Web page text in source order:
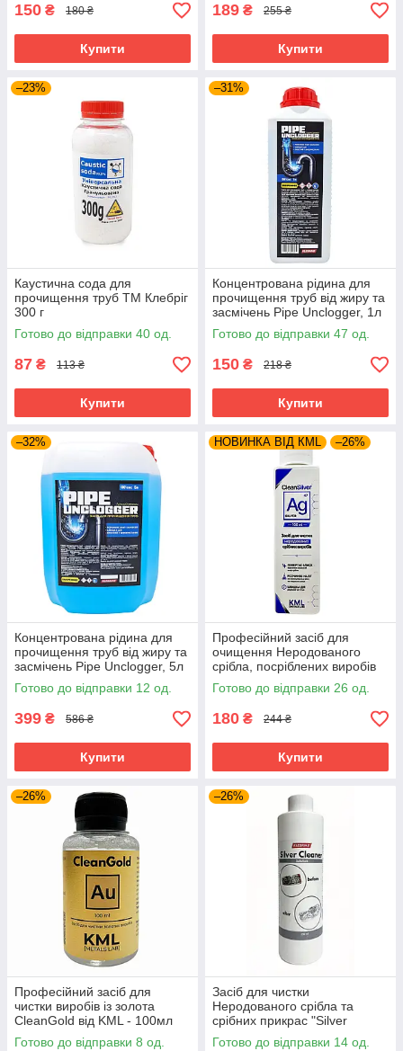
150 ₴ 180 ₴
Купити
189 ₴ 255 ₴
Купити
–23%
Каустична сода для
прочищення труб ТМ Клебріг
300 г
Готово до відправки 40 од.
87 ₴ 113 ₴
Купити
–31%
Концентрована рідина для
прочищення труб від жиру та
засмічень Pipe Unclogger, 1л
Готово до відправки 47 од.
150 ₴ 218 ₴
Купити
–32%
Концентрована рідина для
прочищення труб від жиру та
засмічень Pipe Unclogger, 5л
Готово до відправки 12 од.
399 ₴ 586 ₴
Купити
НОВИНКА ВІД КМL –26%
Професійний засіб для
очищення Неродованого
срібла, посріблених виробів
CleanSilver від KML 100мл
Готово до відправки 26 од.
180 ₴ 244 ₴
Купити
–26%
Професійний засіб для
чистки виробів із золота
CleanGold від KML - 100мл
Готово до відправки 8 од.
–26%
Засіб для чистки
Неродованого срібла та
срібних прикрас "Silver
cleaner" 250 мл
Готово до відправки 14 од.